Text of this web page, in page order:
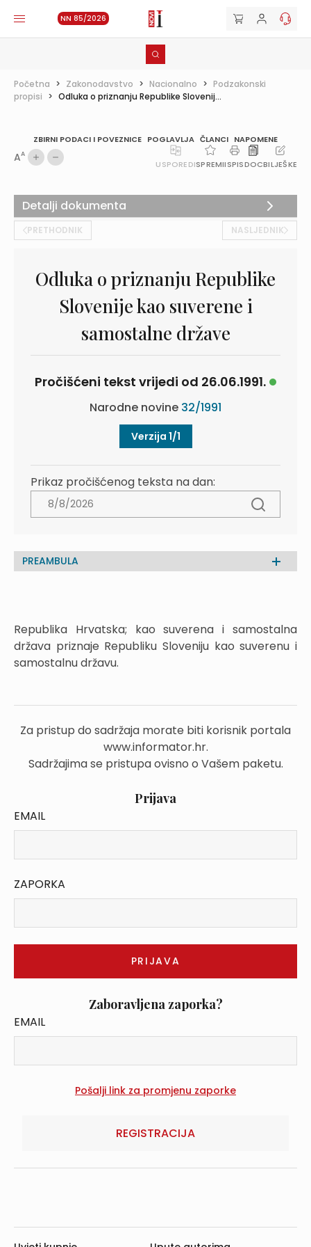
NN 85/2026
Početna > Zakonodavstvo > Nacionalno > Podzakonski
propisi > Odluka o priznanju Republike Slovenij...
ZBIRNI PODACI I POVEZNICE POGLAVLJA ČLANCI NAPOMENE
AA
USPOREDISPREMIISPISDOCBILJEŠKE
PRETHODNIK NASLJEDNIK
Odluka o priznanju Republike
Slovenije kao suverene i
samostalne države
Pročišćeni tekst vrijedi od 26.06.1991.
Narodne novine 32/1991
Verzija 1/1
Prikaz pročišćenog teksta na dan:
PREAMBULA
Republika Hrvatska; kao suverena i samostalna
država priznaje Republiku Sloveniju kao suverenu i
samostalnu državu.
Za pristup do sadržaja morate biti korisnik portala
www.informator.hr.
Sadržajima se pristupa ovisno o Vašem paketu.
Prijava
EMAIL
ZAPORKA
Zaboravljena zaporka?
EMAIL
REGISTRACIJA
Detalji dokumenta